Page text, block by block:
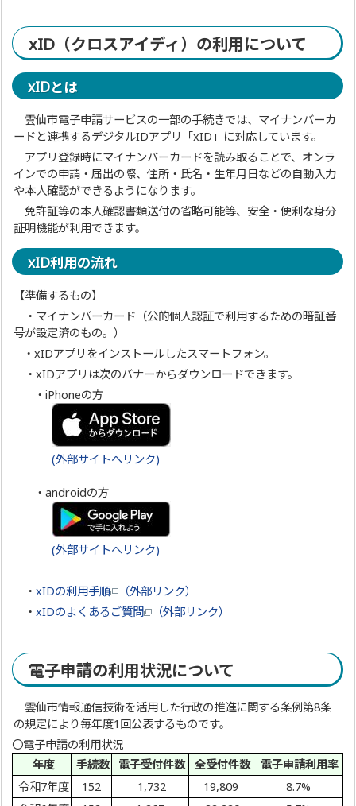
xID（クロスアイディ）の利用について
xIDとは
雲仙市電子申請サービスの一部の手続きでは、マイナンバーカ
ードと連携するデジタルIDアプリ「xID」に対応しています。
アプリ登録時にマイナンバーカードを読み取ることで、オンラ
インでの申請・届出の際、住所・氏名・生年月日などの自動入力
や本人確認ができるようになります。
免許証等の本人確認書類送付の省略可能等、安全・便利な身分
証明機能が利用できます。
xID利用の流れ
【準備するもの】
・マイナンバーカード（公的個人認証で利用するための暗証番
号が設定済のもの。）
・xIDアプリをインストールしたスマートフォン。
・xIDアプリは次のバナーからダウンロードできます。
・iPhoneの方
(外部サイトへリンク)
・androidの方
(外部サイトへリンク)
・xIDの利用手順
（外部リンク）
・xIDのよくあるご質問 （外部リンク）
電子申請の利用状況について
雲仙市情報通信技術を活用した行政の推進に関する条例第8条
の規定により毎年度1回公表するものです。
〇電子申請の利用状況
年度
手続数 電子受付件数 全受付件数
電子申請利用率
令和7年度
152 1,732 19,809
8.7%